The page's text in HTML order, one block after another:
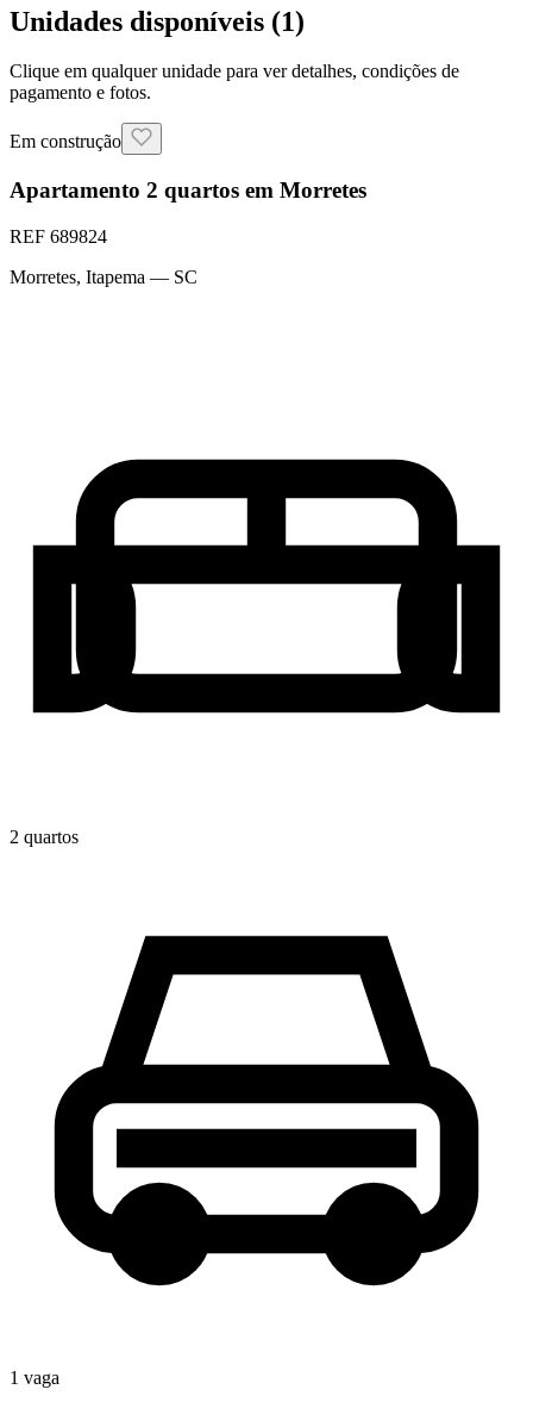
Unidades disponíveis (1)
Clique em qualquer unidade para ver detalhes, condições de
pagamento e fotos.
Em construção
Apartamento 2 quartos em Morretes
REF 689824
Morretes, Itapema — SC
2 quartos
1 vaga